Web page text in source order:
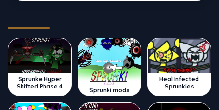
Sprunke Hyper
Shifted Phase 4
Sprunki mods
Heal Infected
Sprunkies